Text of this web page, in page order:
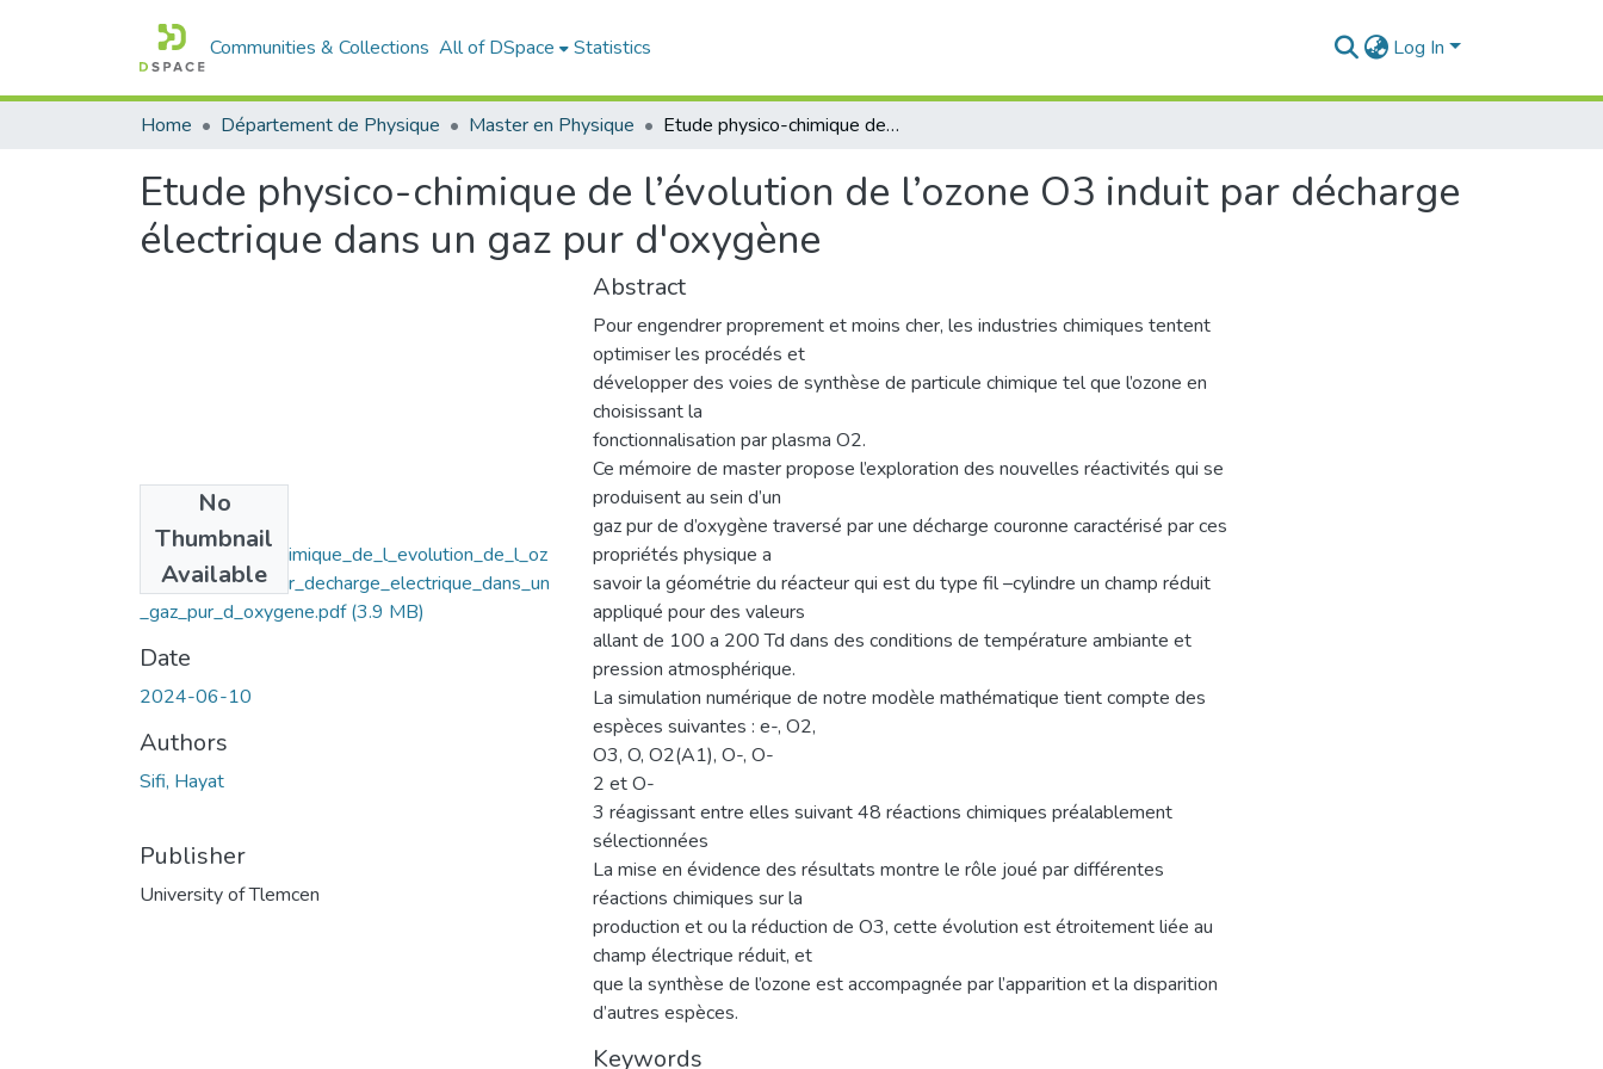
Communities & Collections All of DSpace Statistics Log In
Home Département de Physique Master en Physique Etude physico-chimique de l’évolution de l’ozone O3 induit par décharge électrique dans un gaz pur d'oxygène
Etude physico-chimique de l’évolution de l’ozone O3 induit par décharge
électrique dans un gaz pur d'oxygène
No
Thumbnail
Available
Etude_physico_chimique_de_l_evolution_de_l_oz
one_O3_induit_par_decharge_electrique_dans_un
_gaz_pur_d_oxygene.pdf(3.9 MB)
Date
2024-06-10
Authors
Sifi, Hayat
Publisher
University of Tlemcen
Abstract
Pour engendrer proprement et moins cher, les industries chimiques tentent
optimiser les procédés et
développer des voies de synthèse de particule chimique tel que l’ozone en
choisissant la
fonctionnalisation par plasma O2.
Ce mémoire de master propose l’exploration des nouvelles réactivités qui se
produisent au sein d’un
gaz pur de d’oxygène traversé par une décharge couronne caractérisé par ces
propriétés physique a
savoir la géométrie du réacteur qui est du type fil –cylindre un champ réduit
appliqué pour des valeurs
allant de 100 a 200 Td dans des conditions de température ambiante et
pression atmosphérique.
La simulation numérique de notre modèle mathématique tient compte des
espèces suivantes : e-, O2,
O3, O, O2(A1), O-, O-
2 et O-
3 réagissant entre elles suivant 48 réactions chimiques préalablement
sélectionnées
La mise en évidence des résultats montre le rôle joué par différentes
réactions chimiques sur la
production et ou la réduction de O3, cette évolution est étroitement liée au
champ électrique réduit, et
que la synthèse de l’ozone est accompagnée par l’apparition et la disparition
d’autres espèces.
Keywords